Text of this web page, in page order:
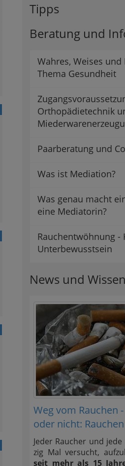
Tipps
Beratung und
Wahres, Weises und
Thema Gesundheit
Orthopädietechnik
Paarberatung und
Was ist Mediation?
Was genau macht
eine Mediatorin?
Rauchentwöhnung -
Unterbewusstsein
News und
Weg vom Rauchen
oder nicht:
Jeder Raucher und
zig Mal versucht,
seit mehr als 15